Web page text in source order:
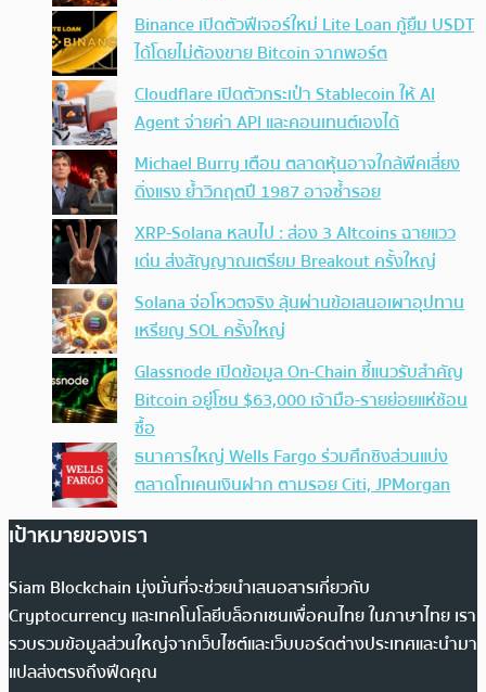
Binance เปิดตัวฟีเจอร์ใหม่ Lite Loan กู้ยืม USDT
ได้โดยไม่ต้องขาย Bitcoin จากพอร์ต
Cloudflare เปิดตัวกระเป๋า Stablecoin ให้ AI
Agent จ่ายค่า API และคอนเทนต์เองได้
Michael Burry เตือน ตลาดหุ้นอาจใกล้พีคเสี่ยง
ดิ่งแรง ย้ำวิกฤตปี 1987 อาจซ้ำรอย
XRP-Solana หลบไป : ส่อง 3 Altcoins ฉายแวว
เด่น ส่งสัญญาณเตรียม Breakout ครั้งใหญ่
Solana จ่อโหวตจริง ลุ้นผ่านข้อเสนอเผาอุปทาน
เหรียญ SOL ครั้งใหญ่
Glassnode เปิดข้อมูล On-Chain ชี้แนวรับสำคัญ
Bitcoin อยู่โซน $63,000 เจ้ามือ-รายย่อยแห่ช้อน
ซื้อ
ธนาคารใหญ่ Wells Fargo ร่วมศึกชิงส่วนแบ่ง
ตลาดโทเคนเงินฝาก ตามรอย Citi, JPMorgan
เป้าหมายของเรา
Siam Blockchain มุ่งมั่นที่จะช่วยนำเสนอสารเกี่ยวกับ
Cryptocurrency และเทคโนโลยีบล็อกเชนเพื่อคนไทย ในภาษาไทย เรา
รวบรวมข้อมูลส่วนใหญ่จากเว็บไซต์และเว็บบอร์ดต่างประเทศและนำมา
แปลส่งตรงถึงฟีดคุณ